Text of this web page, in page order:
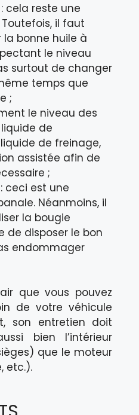
cela reste une
il faut
bonne huile à
le niveau
surtout de changer
temps que
;
le niveau des
de
de freinage,
assistée afin de
;
ceci est une
Néanmoins, il
la bougie
de disposer le bon
endommager
que vous pouvez
de votre véhicule
son entretien doit
bien l’intérieur
que le moteur
etc.).